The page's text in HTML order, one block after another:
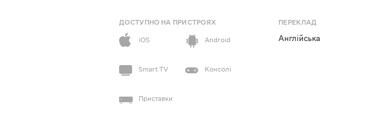
ДОСТУПНО НА ПРИСТРОЯХ
iOS
Android
Smart TV Консолі
Приставки
ПЕРЕКЛАД
Англійська